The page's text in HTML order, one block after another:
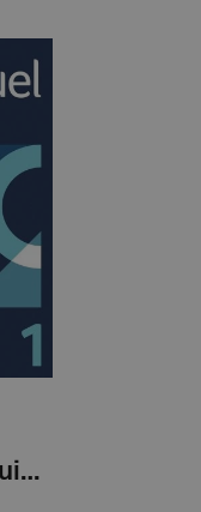
Defi actuel 1 Guide pedagogique